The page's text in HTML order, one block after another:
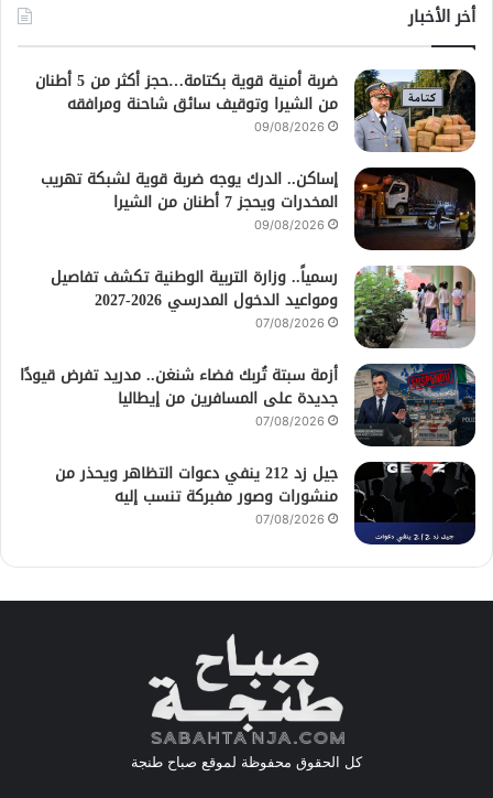
أخر الأخبار
ضربة أمنية قوية بكتامة…حجز أكثر من 5 أطنان
من الشيرا وتوقيف سائق شاحنة ومرافقه
09/08/2026
إساكن.. الدرك يوجه ضربة قوية لشبكة تهريب
المخدرات ويحجز 7 أطنان من الشيرا
09/08/2026
رسمياً.. وزارة التربية الوطنية تكشف تفاصيل
ومواعيد الدخول المدرسي 2026-2027
07/08/2026
أزمة سبتة تُربك فضاء شنغن.. مدريد تفرض قيودًا
جديدة على المسافرين من إيطاليا
07/08/2026
جيل زد 212 ينفي دعوات التظاهر ويحذر من
منشورات وصور مفبركة تنسب إليه
07/08/2026
كل الحقوق محفوظة لموقع صباح طنجة